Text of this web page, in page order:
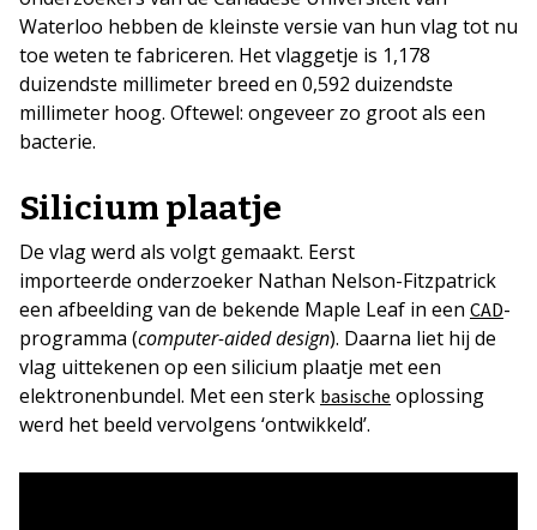
Waterloo hebben de kleinste versie van hun vlag tot nu
toe weten te fabriceren. Het vlaggetje is 1,178
duizendste millimeter breed en 0,592 duizendste
millimeter hoog. Oftewel: ongeveer zo groot als een
bacterie.
Silicium plaatje
De vlag werd als volgt gemaakt. Eerst
importeerde onderzoeker Nathan Nelson-Fitzpatrick
een afbeelding van de bekende Maple Leaf in een CAD-
programma (computer-aided design). Daarna liet hij de
vlag uittekenen op een silicium plaatje met een
elektronenbundel. Met een sterk basische oplossing
werd het beeld vervolgens ‘ontwikkeld’.